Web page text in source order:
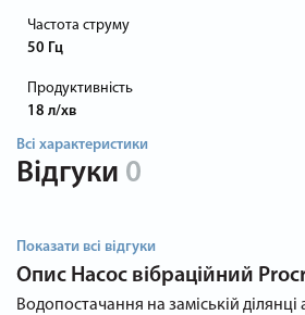
Частота струму
50 Гц
Продуктивність
18 л/хв
Всі характеристики
Відгуки 0
Показати всі відгуки
Опис Насос вібраційний
Водопостачання на заміській